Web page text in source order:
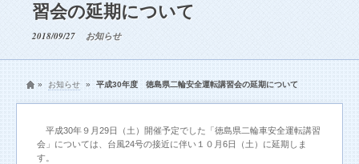
習会の延期について
2018/09/27 お知らせ
» お知らせ » 平成30年度 徳島県二輪安全運転講習会の延期について
平成30年９月29日（土）開催予定でした「徳島県二輪車安全運転講習
会」については、台風24号の接近に伴い１０月6日（土）に延期しま
す。